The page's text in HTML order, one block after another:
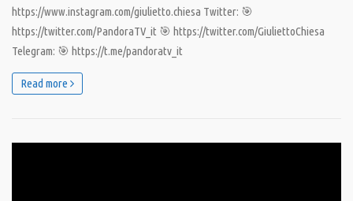
https://www.instagram.com/giulietto.chiesa Twitter: 🎯
https://twitter.com/PandoraTV_it 🎯 https://twitter.com/GiuliettoChiesa
Telegram: 🎯 https://t.me/pandoratv_it
Read more